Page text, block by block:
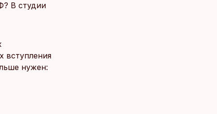
В студии
вступления
нужен: